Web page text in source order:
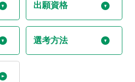
出願資格
選考方法